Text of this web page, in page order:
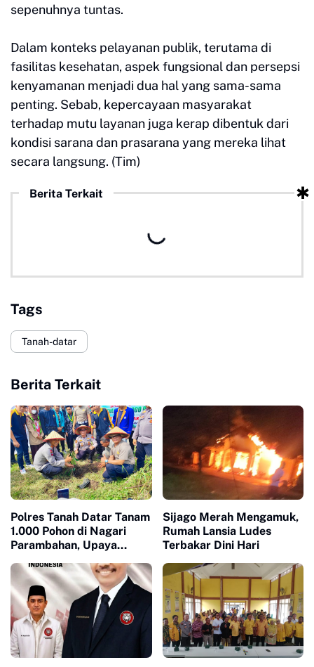
sepenuhnya tuntas.
Dalam konteks pelayanan publik, terutama di
fasilitas kesehatan, aspek fungsional dan persepsi
kenyamanan menjadi dua hal yang sama-sama
penting. Sebab, kepercayaan masyarakat
terhadap mutu layanan juga kerap dibentuk dari
kondisi sarana dan prasarana yang mereka lihat
secara langsung. (Tim)
Berita Terkait
Tags
Tanah-datar
Berita Terkait
Polres Tanah Datar Tanam
1.000 Pohon di Nagari
Parambahan, Upaya
Pelestarian Lingkungan
Sijago Merah Mengamuk,
Rumah Lansia Ludes
Terbakar Dini Hari